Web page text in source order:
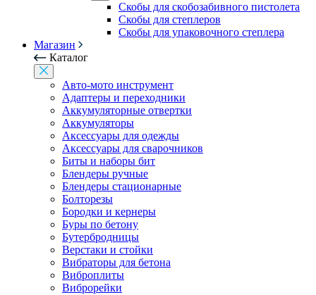
Скобы для скобозабивного пистолета
Скобы для степлеров
Скобы для упаковочного степлера
Магазин
Каталог
Авто-мото инструмент
Адаптеры и переходники
Аккумуляторные отвертки
Аккумуляторы
Аксессуары для одежды
Аксессуары для сварочников
Биты и наборы бит
Блендеры ручные
Блендеры стационарные
Болторезы
Бородки и кернеры
Буры по бетону
Бутербродницы
Верстаки и стойки
Вибраторы для бетона
Виброплиты
Виброрейки